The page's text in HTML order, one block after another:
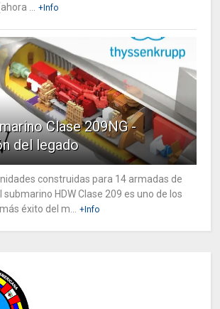
...
+Info
Clase 209NG -
del legado
construidas para 14 armadas de
HDW Clase 209 es uno de los
éxito del m...
+Info